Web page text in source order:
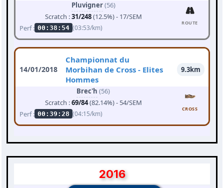
Pluvigner(56)
Scratch :31/248(12.5%) - 17/SEM
Perf : 00:38:54 (03:53/km)
ROUTE
14/01/2018
Championnat du
Morbihan de Cross - Elites
Hommes
9.3km
Brec'h (56)
Scratch :69/84(82.14%) - 54/SEM
Perf : 00:39:28 (04:15/km)
CROSS
2016